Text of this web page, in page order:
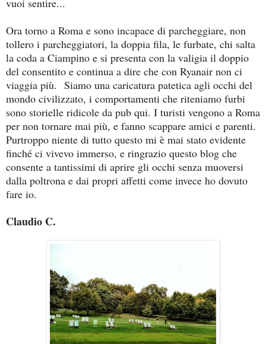
vuoi sentire...
Ora torno a Roma e sono incapace di parcheggiare, non
tollero i parcheggiatori, la doppia fila, le furbate, chi salta
la coda a Ciampino e si presenta con la valigia il doppio
del consentito e continua a dire che con Ryanair non ci
viaggia più. Siamo una caricatura patetica agli occhi del
mondo civilizzato, i comportamenti che riteniamo furbi
sono storielle ridicole da pub qui. I turisti vengono a Roma
per non tornare mai più, e fanno scappare amici e parenti.
Purtroppo niente di tutto questo mi è mai stato evidente
finché ci vivevo immerso, e ringrazio questo blog che
consente a tantissimi di aprire gli occhi senza muoversi
dalla poltrona e dai propri affetti come invece ho dovuto
fare io.
Claudio C.